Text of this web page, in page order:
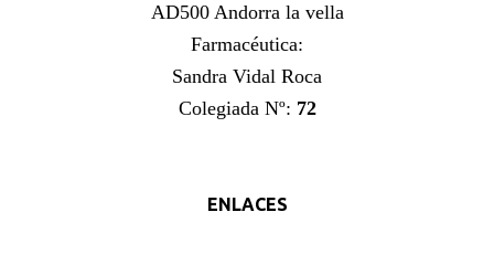
AD500 Andorra la vella
Farmacéutica:
Sandra Vidal Roca
Colegiada Nº: 72
ENLACES